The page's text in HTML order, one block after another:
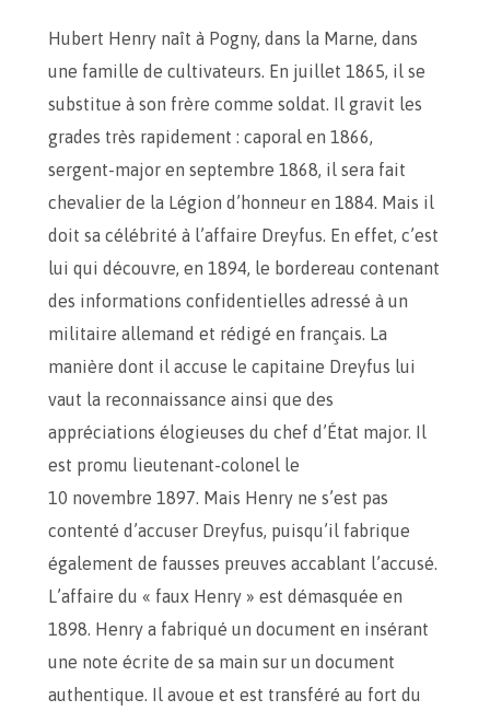
Hubert Henry naît à Pogny, dans la Marne, dans
une famille de cultivateurs. En juillet 1865, il se
substitue à son frère comme soldat. Il gravit les
grades très rapidement : caporal en 1866,
sergent-major en septembre 1868, il sera fait
chevalier de la Légion d’honneur en 1884. Mais il
doit sa célébrité à l’affaire Dreyfus. En effet, c’est
lui qui découvre, en 1894, le bordereau contenant
des informations confidentielles adressé à un
militaire allemand et rédigé en français. La
manière dont il accuse le capitaine Dreyfus lui
vaut la reconnaissance ainsi que des
appréciations élogieuses du chef d’État major. Il
est promu lieutenant-colonel le
10 novembre 1897. Mais Henry ne s’est pas
contenté d’accuser Dreyfus, puisqu’il fabrique
également de fausses preuves accablant l’accusé.
L’affaire du « faux Henry » est démasquée en
1898. Henry a fabriqué un document en insérant
une note écrite de sa main sur un document
authentique. Il avoue et est transféré au fort du